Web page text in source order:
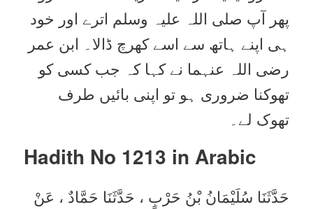
پھر آپ صلی اللہ علیہ وسلم اترے اور خود
ہی اپنے ہاتھ سے اسے کھرچ ڈالا۔ ابن عمر
رضی اللہ عنہما نے کہا کہ جب کسی کو
تھوکنا ضروری ہو تو اپنی بائیں طرف
تھوک لے۔
Hadith No 1213 in Arabic
حَدَّثَنَا سُلَيْمَانُ بْنُ حَرْبٍ ، حَدَّثَنَا حَمَّادٌ ، عَنْ